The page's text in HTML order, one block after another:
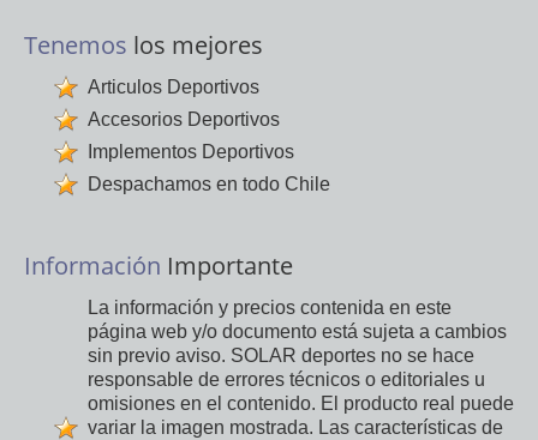
Tenemos los mejores
Articulos Deportivos
Accesorios Deportivos
Implementos Deportivos
Despachamos en todo Chile
Información Importante
La información y precios contenida en este
página web y/o documento está sujeta a cambios
sin previo aviso. SOLAR deportes no se hace
responsable de errores técnicos o editoriales u
omisiones en el contenido. El producto real puede
variar la imagen mostrada. Las características de